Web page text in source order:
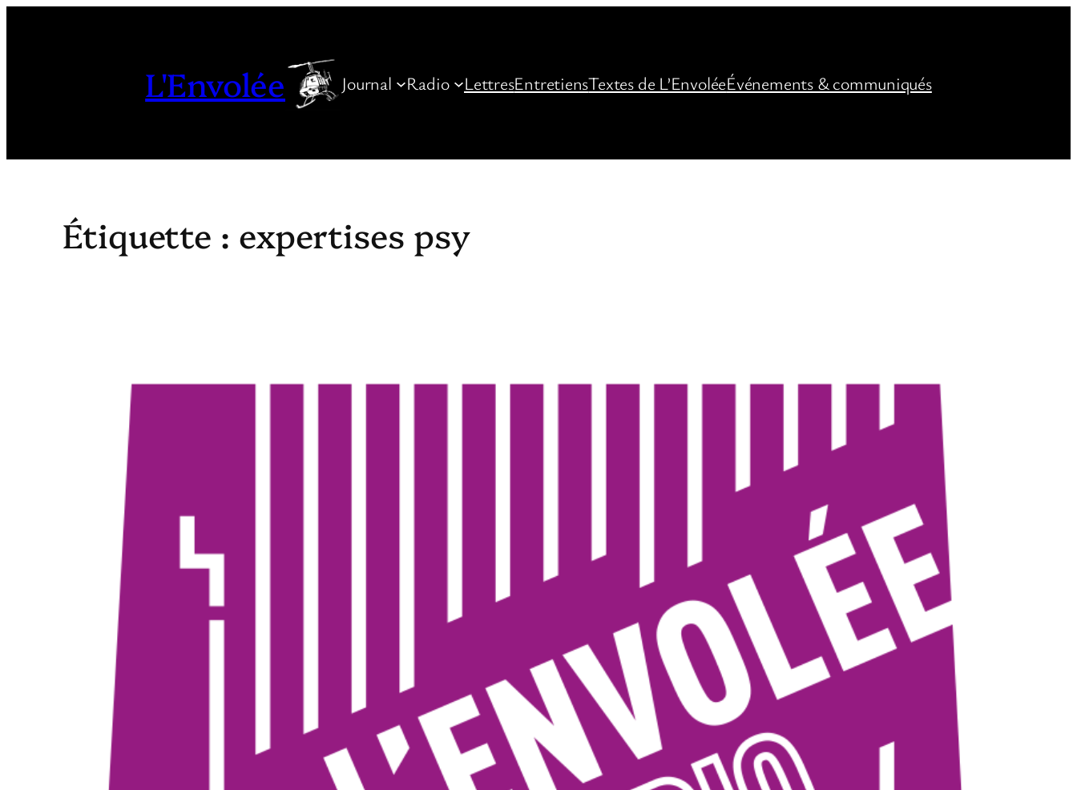
L'Envolée Journal Radio LettresEntretiensTextes de L’EnvoléeÉvénements & communiqués
Étiquette : expertises psy